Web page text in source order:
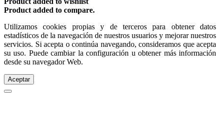
Product added to compare.
Utilizamos cookies propias y de terceros para obtener datos
estadísticos de la navegación de nuestros usuarios y mejorar nuestros
servicios. Si acepta o continúa navegando, consideramos que acepta
su uso. Puede cambiar la configuración u obtener más información
desde su navegador Web.
Aceptar